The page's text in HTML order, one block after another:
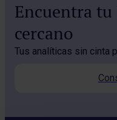
Encuentra
cercano
Tus analíticas sin cinta